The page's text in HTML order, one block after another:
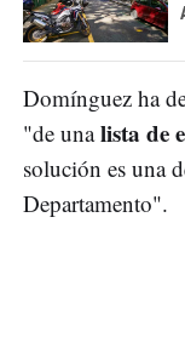
Domínguez ha
"de unalista de
solución es una
Departamento".